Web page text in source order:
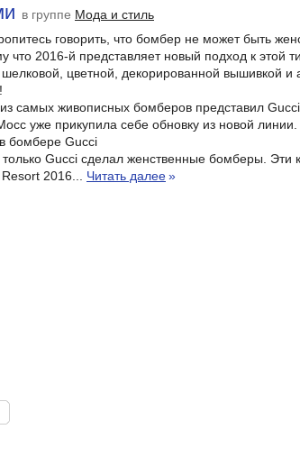
в группе Мода и стиль
говорить, что бомбер не может быть
что 2016-й представляет новый подход к этой
шелковой, цветной, декорированной вышивкой и
самых живописных бомберов представил Gucci
уже прикупила себе обновку из новой линии.
бомбере Gucci
Gucci сделал женственные бомберы. Эти
2016... Читать далее»